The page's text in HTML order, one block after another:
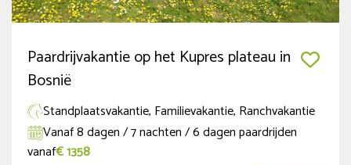
Duur
7 tot 12 dagen
(3)
Herfstvakantie (NED regio Midden en Zuid)
(1)
Ruiterniveau
Paardrijvakantie op het Kupres plateau in
Bosnië
Standplaatsvakantie, Familievakantie, Ranchvakantie
Vanaf 8 dagen / 7 nachten / 6 dagen paardrijden
vanaf€ 1358